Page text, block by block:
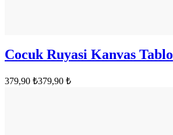
Cocuk Ruyasi Kanvas Tablo
379,90 ₺379,90 ₺